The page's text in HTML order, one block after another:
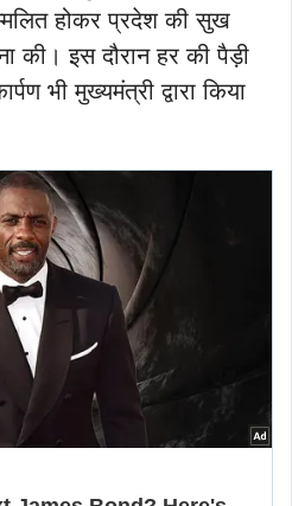
होकर प्रदेश की सुख
की। इस दौरान हर की पैड़ी
भी मुख्यमंत्री द्वारा किया